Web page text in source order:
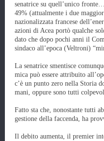
senatrice su quell’unico
49% (attualmente i due
nazionalizzata francese
azioni di Acea portò qualche
dato che dopo pochi anni il
sindaco all’epoca (Veltroni)
La senatrice smentisce
mica può essere attribuito
c’è un punto zero nella Storia
mani, oppure sono tutti
Fatto sta che, nonostante tutti
gestione della faccenda, ha
Il debito aumenta, il premier